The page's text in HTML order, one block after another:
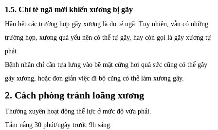
1.5. Chỉ té ngã mới khiến xương bị gãy
Hầu hết các trường hợp gãy xương là do té ngã. Tuy nhiên, vẫn có những
trường hợp, xương quá yếu nên có thể tự gãy, hay còn gọi là gãy xương tự
phát.
Bệnh nhân chỉ cần tựa lưng vào bề mặt cứng hơi quá sức cũng có thể gây
gãy xương, hoặc đơn giản việc đi bộ cũng có thể làm xương gãy.
2. Cách phòng tránh loãng xương
Thường xuyên hoạt động thể lực ở mức độ vừa phải.
Tắm nắng 30 phút/ngày trước 9h sáng.